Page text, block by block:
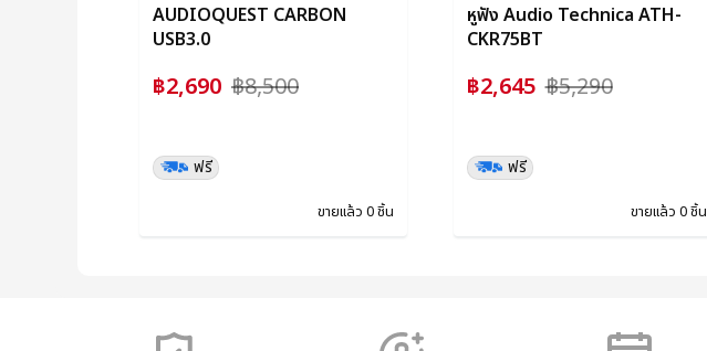
AUDIOQUEST CARBON
USB3.0
฿2,690 ฿8,500
ฟรี
ขายแล้ว 0 ชิ้น
หูฟัง Audio Technica ATH-
CKR75BT
฿2,645 ฿5,290
ฟรี
ขายแล้ว 0 ชิ้น